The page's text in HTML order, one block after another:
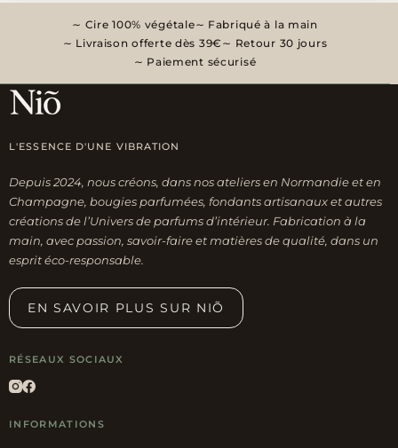
Cire 100% végétale
Fabriqué à la main
Livraison offerte dès 39€
Retour 30 jours
Paiement sécurisé
L'ESSENCE D'UNE VIBRATION
Depuis 2024, nous créons, dans nos ateliers en Normandie et en
Champagne, bougies parfumées, fondants artisanaux et autres
créations de l’Univers de parfums d’intérieur. Fabrication à la
main, avec passion, savoir-faire et matières de qualité, dans un
esprit éco-responsable.
EN SAVOIR PLUS SUR NIÕ
RÉSEAUX SOCIAUX
INFORMATIONS